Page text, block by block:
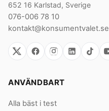
652 16 Karlstad, Sverige
076-006 78 10
kontakt@konsumentvalet.se
ANVÄNDBART
Alla bäst i test